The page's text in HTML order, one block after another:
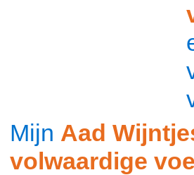
Mijn Aad
volwaardige